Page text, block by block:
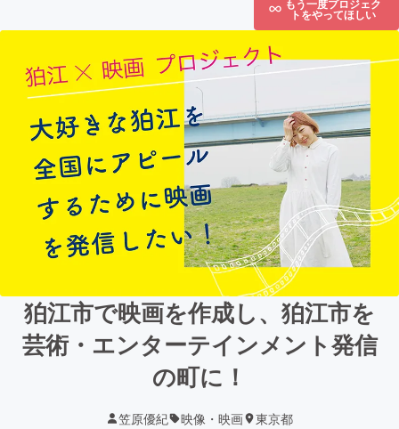
もう一度プロジェク
トをやってほしい
狛江市で映画を作成し、狛江市を
芸術・エンターテインメント発信
の町に！
笠原優紀 映像・映画 東京都